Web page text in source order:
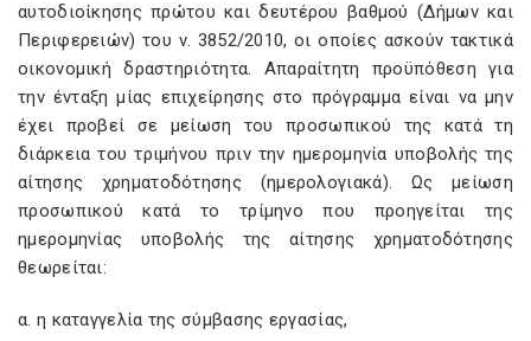
αυτοδιοίκησης πρώτου και δευτέρου βαθμού (Δήμων και
Περιφερειών) του ν. 3852/2010, οι οποίες ασκούν τακτικά
οικονομική δραστηριότητα. Απαραίτητη προϋπόθεση για
την ένταξη μίας επιχείρησης στο πρόγραμμα είναι να μην
έχει προβεί σε μείωση του προσωπικού της κατά τη
διάρκεια του τριμήνου πριν την ημερομηνία υποβολής της
αίτησης χρηματοδότησης (ημερολογιακά). Ως μείωση
προσωπικού κατά το τρίμηνο που προηγείται της
ημερομηνίας υποβολής της αίτησης χρηματοδότησης
θεωρείται:
α. η καταγγελία της σύμβασης εργασίας,